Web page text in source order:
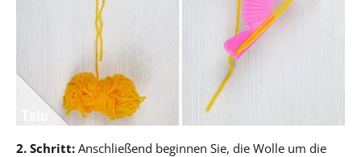
2. Schritt: Anschließend beginnen Sie, die Wolle um die